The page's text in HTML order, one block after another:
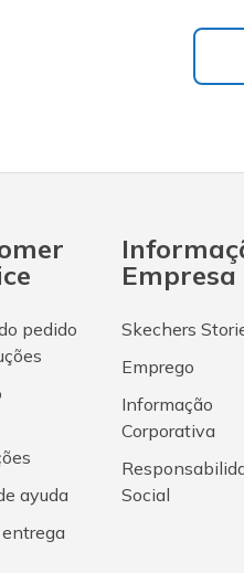
pedido
ayuda
Empresa
Skechers
Emprego
Informação
Corporativa
Social